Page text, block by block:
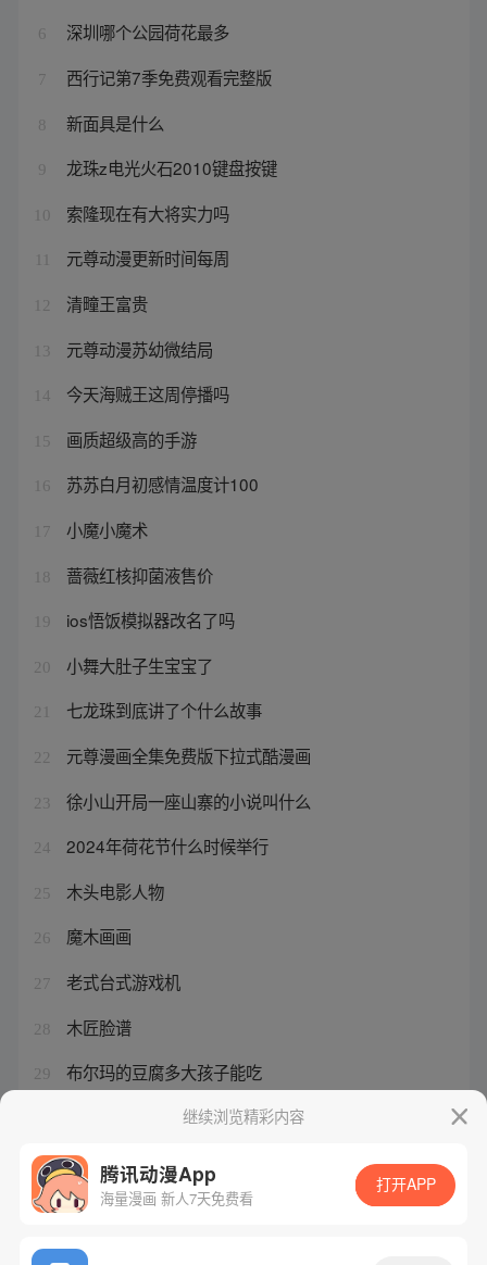
6 深圳哪个公园荷花最多
7 西行记第7季免费观看完整版
8 新面具是什么
9 龙珠z电光火石2010键盘按键
10 索隆现在有大将实力吗
元尊动漫更新时间每周
12 清疃王富贵
13 元尊动漫苏幼微结局
14 今天海贼王这周停播吗
15 画质超级高的手游
16 苏苏白月初感情温度计100
17 小魔小魔术
18 蔷薇红核抑菌液售价
19 ios悟饭模拟器改名了吗
20 小舞大肚子生宝宝了
21 七龙珠到底讲了个什么故事
22 元尊漫画全集免费版下拉式酷漫画
23 徐小山开局一座山寨的小说叫什么
24 2024年荷花节什么时候举行
25 木头电影人物
26 魔木画画
27 老式台式游戏机
28 木匠脸谱
29 布尔玛的豆腐多大孩子能吃
蔷薇红液抑菌液功能主治继续浏览精彩内容
腾讯动漫App
海量漫画 新人7天免费看
打开APP